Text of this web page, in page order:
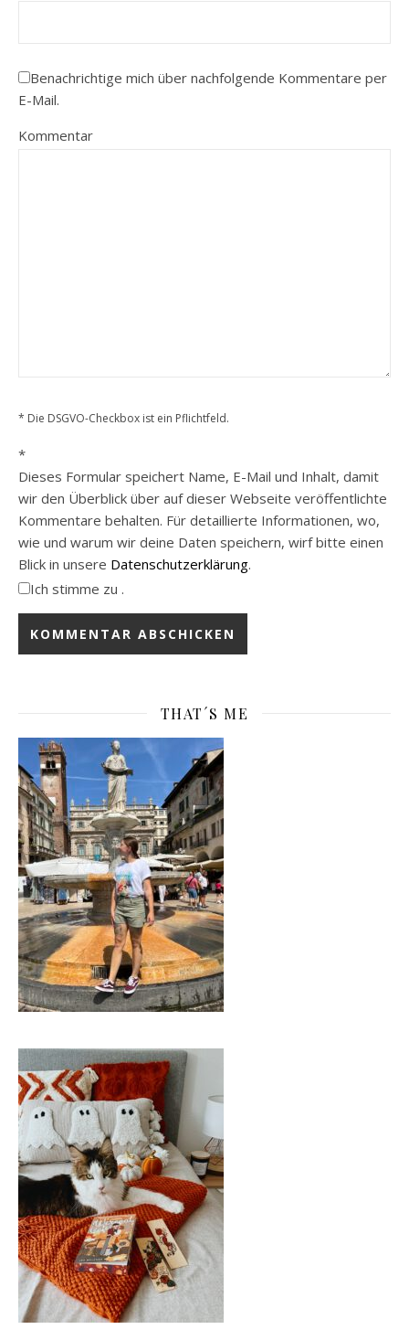
Benachrichtige mich über nachfolgende Kommentare per
E-Mail.
Kommentar
* Die DSGVO-Checkbox ist ein Pflichtfeld.
*
Dieses Formular speichert Name, E-Mail und Inhalt, damit
wir den Überblick über auf dieser Webseite veröffentlichte
Kommentare behalten. Für detaillierte Informationen, wo,
wie und warum wir deine Daten speichern, wirf bitte einen
Blick in unsere Datenschutzerklärung.
Ich stimme zu .
THAT´S ME